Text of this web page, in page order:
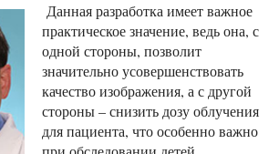
Данная разработка имеет важное
практическое значение, ведь она, с
одной стороны, позволит
значительно усовершенствовать
качество изображения, а с другой
стороны – снизить дозу облучения
для пациента, что особенно важно